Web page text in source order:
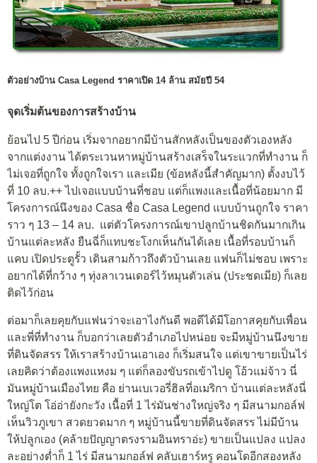
ตัวอย่างบ้าน Casa Legend ราคาเปิด 14 ล้าน สมัยปี 54
จุดเริ่มต้นของการสร้างบ้าน
ย้อนไป 5 ปีก่อน เริ่มจากอยากมีบ้านสักหลังเป็นของตัวเองหลัง
จากแต่งงาน ได้ตระเวนหาหมู่บ้านสร้างเสร็จในระแวกที่ทำงาน ก็
ไม่เจอที่ถูกใจ ทั้งถูกใจเรา และเมีย (ข้อหลังนี้สำคัญมาก) ตั้งงบไว้
ที่ 10 ลบ.++ ไปเจอแบบบ้านที่ชอบ แต่ก็แพงและเนื้อที่น้อยมาก มี
โครงการณ์นึงของ Casa ชื่อ Casa Legend แบบบ้านถูกใจ ราคา
ราว ๆ 13 – 14 ลบ. แต่ตัวโครงการณ์เขาปลูกบ้านชิดกันมากเกิน
บ้านแต่ละหลัง ยืนฉี่ก็แทบชะโงกเห็นกันได้เลย เนื้อที่รอบบ้านก็
แคบ เปิดประตูรั้ว เดินสามก้าวถึงตัวบ้านเลย แฟนก็ไม่ชอบ เพราะ
อยากได้ที่กว้าง ๆ ทุ่งลาเวนเดอร์ไว้หมุนตัวเล่น (ประชดเมีย) ก็เลย
ติดไว้ก่อน
ต่อมาก็เลยคุยกับแฟนว่าจะเอาไงกันดี พอดีได้มีโอกาสคุยกับเพื่อน
และพี่ที่ทำงาน ก็บอกว่าเลยตัวอำเภอไปหน่อย จะมีหมู่บ้านนึงขาย
ที่ดินจัดสรร ให้เราสร้างบ้านเอาเอง ก็เริ่มสนใจ แต่เขาขายเป็นไร่
เลยคิดว่าต้องแพงแหงม ๆ แต่ก็ลองขับรถเข้าไปดู โอ้วแม่จ้าว นี่
มันหมู่บ้านเมืองไทย คือ ย่านเบเวอรี่ฮิลที่อเมริกา บ้านแต่ละหลังนี่
ใหญ่โต โอ่อ่ายังกะวัง เนื้อที่ 1 ไร่มันช่างใหญ่จริง ๆ มีสนามกอล์ฟ
เห็นวิวภูเขา สวดยวดมาก ๆ หมู่บ้านนี้ขายที่ดินจัดสรร ไม่มีบ้าน
ให้ปลูกเอง (คล้ายปัญญาตรงรามอินทราอ่ะ) ขายเป็นแปลง แปลง
ละอย่างต่ำก็ 1 ไร่ มีสนามกอล์ฟ คลับเฮาร์หรู คอนโดอีกสองหลัง